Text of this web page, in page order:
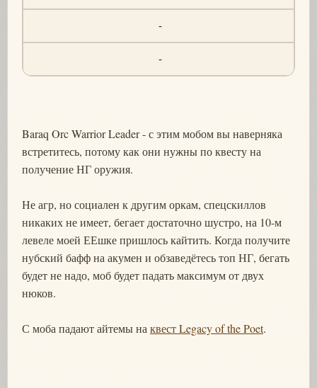
-
-
Baraq Orc Warrior Leader - с этим мобом вы наверняка
встретитесь, потому как они нужны по квесту на
получение НГ оружия.
Не агр, но социален к другим оркам, спецскиллов
никаких не имеет, бегает достаточно шустро, на 10-м
левеле моей ЕЕшке пришлось кайтить. Когда получите
нубский бафф на акумен и обзаведётесь топ НГ, бегать
будет не надо, моб будет падать максимум от двух
нюков.
С моба падают айтемы на квест Legacy of the Poet.